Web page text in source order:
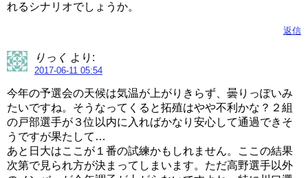
れるシナリオでしょうか。
返信
りっく より:
2017-06-11 05:54
今年の予選会の天候は気温が上がりきらず、曇りっぽいみ
たいですね。そうなってくると拓殖はやや不利かな？２組
の戸部選手が３位以内に入ればかなり安心して通過できそ
うですが果たして…
あと日大はここが１番の試練かもしれません。ここの結果
次第で見られ方が決まってしまいます。ただ高野選手以外